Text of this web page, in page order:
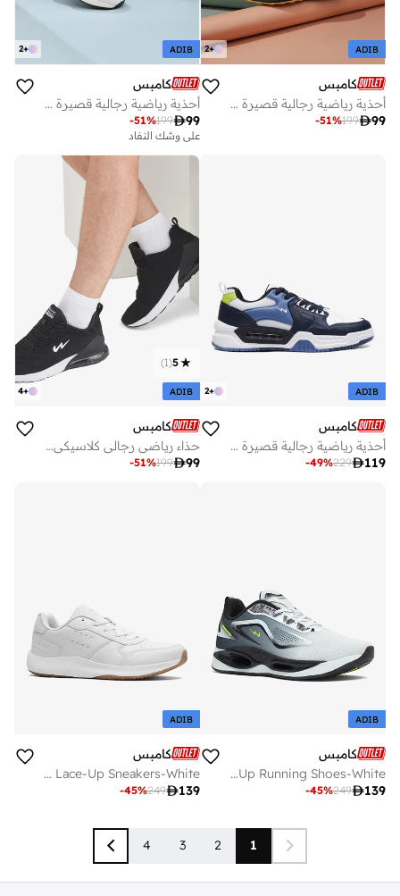
+
2 ADIB
كامبس
أحذية رياضية رجالية قصيرة بتصميم عصري خفيف الوزن
99
199
-51%
+
2 ADIB
كامبس
أحذية رياضية رجالية قصيرة بألوان جريئة وراحة تشبه السحاب
99
199
-51%
على وشك النفاد
+
2 ADIB
كامبس
أحذية رياضية رجالية قصيرة بألوان جريئة وراحة سحابية
119
229
-49%
+
4
5
(
1
)
ADIB
كامبس
حذاء رياضي رجالي كلاسيكي أسود قصير بتصميم عصري ومريح
99
199
-51%
ADIB
كامبس
Men Rodri Bubble Yoga Max Lace-Up Running Shoes-White
139
249
-45%
ADIB
كامبس
Men Credit White Motion Massage Lace-Up Sneakers-White
139
249
-45%
1
2
3
4